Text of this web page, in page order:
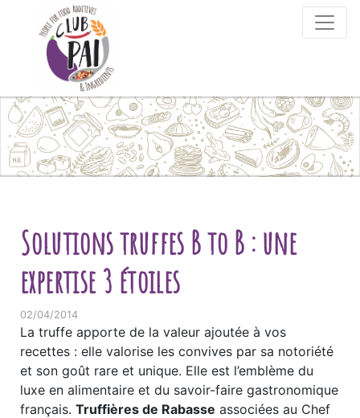
Skip to content
Solutions truffes B to B : une
expertise 3 étoiles
02/04/2014
La truffe apporte de la valeur ajoutée à vos
recettes : elle valorise les convives par sa notoriété
et son goût rare et unique. Elle est l’emblème du
luxe en alimentaire et du savoir-faire gastronomique
français. Truffières de Rabasse associées au Chef